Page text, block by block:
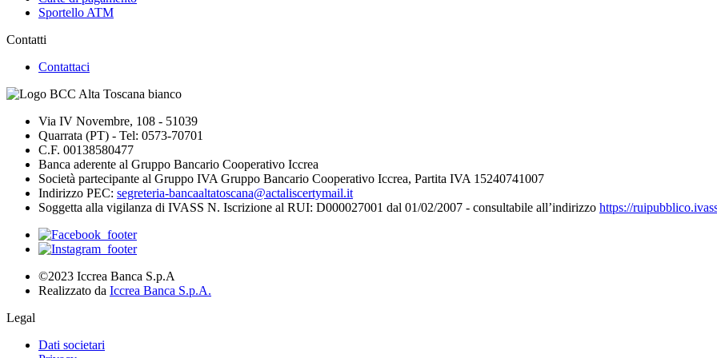
Sportello ATM
Contatti
Contattaci
Via IV Novembre, 108 - 51039
Quarrata (PT) - Tel: 0573-70701
C.F. 00138580477
Banca aderente al Gruppo Bancario Cooperativo Iccrea
Società partecipante al Gruppo IVA Gruppo Bancario Cooperativo Iccrea, Partita IVA 15240741007
Indirizzo PEC: segreteria-bancaaltatoscana@actaliscertymail.it
Soggetta alla vigilanza di IVASS N. Iscrizione al RUI: D000027001 dal 01/02/2007 - consultabile all’indirizzo https://
©2023 Iccrea Banca S.p.A
Realizzato da Iccrea Banca S.p.A.
Legal
Dati societari